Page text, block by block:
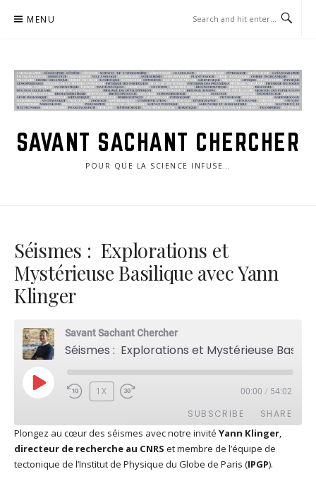
MENU
SAVANT SACHANT CHERCHER
POUR QUE LA SCIENCE INFUSE…
Séismes : Explorations et
Mystérieuse Basilique avec Yann
Klinger
Savant Sachant Chercher
PLAY
EPISODE
1X 00:00 / 54:02
SUBSCRIBE SHARE
Apple Podcasts Deezer
SHARE
Plongez au cœur des séismes avec notre invité Yann Klinger,
directeur de recherche au CNRS et membre de l’équipe de
tectonique de l’Institut de Physique du Globe de Paris (IPGP).